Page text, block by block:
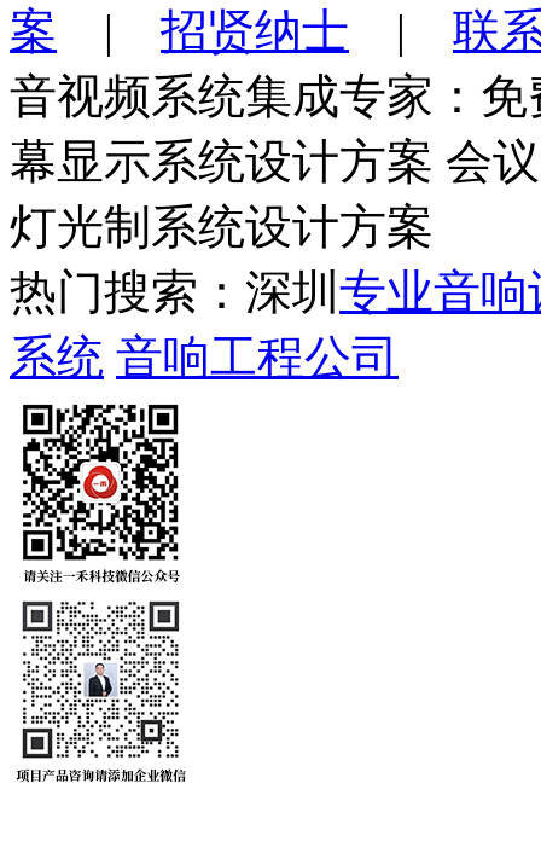
案 | 招贤纳士 | 联
音视频系统集成专家：
幕显示系统设计方案 会
灯光制系统设计方案
热门搜索：深圳 专业音响
系统 音响工程公司